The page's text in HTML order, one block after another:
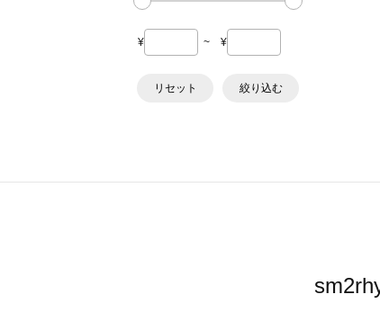
¥ ~ ¥
リセット 絞り込む